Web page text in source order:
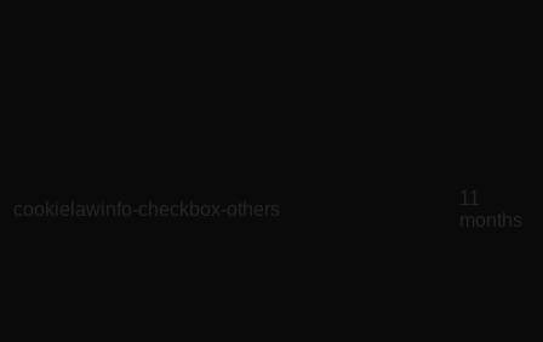
cookielawinfo-checkbox-others
11
months